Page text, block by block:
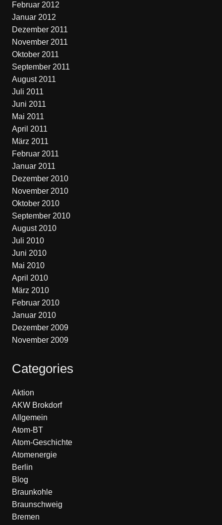
Februar 2012
Januar 2012
Dezember 2011
November 2011
Oktober 2011
September 2011
August 2011
Juli 2011
Juni 2011
Mai 2011
April 2011
März 2011
Februar 2011
Januar 2011
Dezember 2010
November 2010
Oktober 2010
September 2010
August 2010
Juli 2010
Juni 2010
Mai 2010
April 2010
März 2010
Februar 2010
Januar 2010
Dezember 2009
November 2009
Categories
Aktion
AKW Brokdorf
Allgemein
Atom-BT
Atom-Geschichte
Atomenergie
Berlin
Blog
Braunkohle
Braunschweig
Bremen